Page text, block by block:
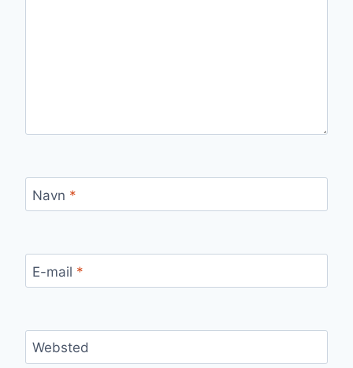
Navn *
E-mail *
Websted